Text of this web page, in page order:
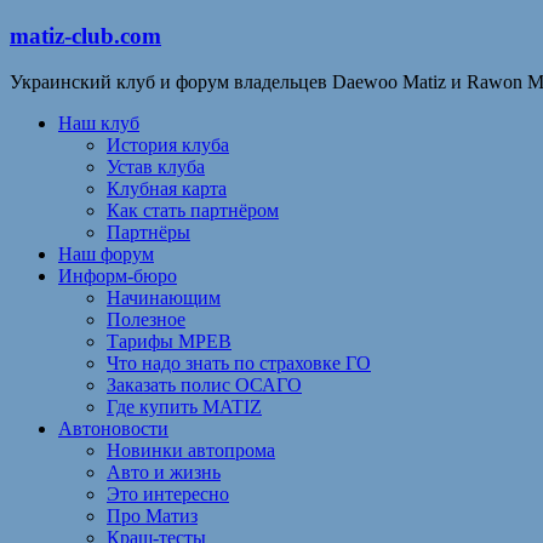
matiz-club.com
Украинский клуб и форум владельцев Daewoo Matiz и Rawon
Наш клуб
История клуба
Устав клуба
Клубная карта
Как стать партнёром
Партнёры
Наш форум
Информ-бюро
Начинающим
Полезное
Тарифы МРЕВ
Что надо знать по страховке ГО
Заказать полис ОСАГО
Где купить MATIZ
Автоновости
Новинки автопрома
Авто и жизнь
Это интересно
Про Матиз
Краш-тесты